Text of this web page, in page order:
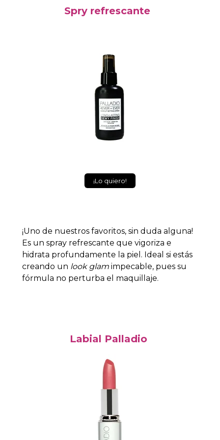
Spry refrescante
¡Lo quiero!
¡Uno de nuestros favoritos, sin duda alguna!
Es un spray refrescante que vigoriza e
hidrata profundamente la piel. Ideal si estás
creando un look glam impecable, pues su
fórmula no perturba el maquillaje.
Labial Palladio